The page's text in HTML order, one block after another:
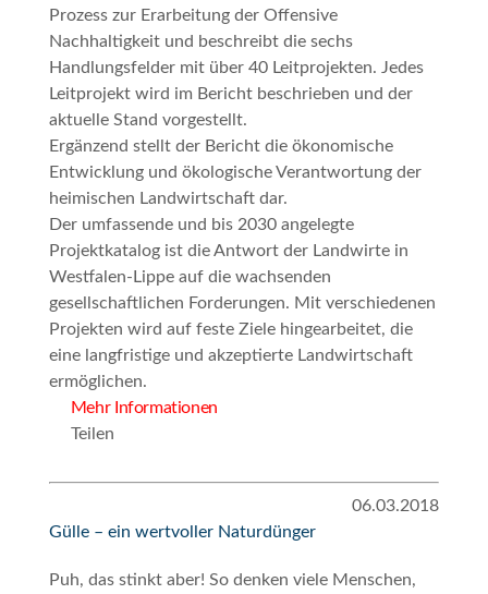
Prozess zur Erarbeitung der Offensive
Nachhaltigkeit und beschreibt die sechs
Handlungsfelder mit über 40 Leitprojekten. Jedes
Leitprojekt wird im Bericht beschrieben und der
aktuelle Stand vorgestellt.
Ergänzend stellt der Bericht die ökonomische
Entwicklung und ökologische Verantwortung der
heimischen Landwirtschaft dar.
Der umfassende und bis 2030 angelegte
Projektkatalog ist die Antwort der Landwirte in
Westfalen-Lippe auf die wachsenden
gesellschaftlichen Forderungen. Mit verschiedenen
Projekten wird auf feste Ziele hingearbeitet, die
eine langfristige und akzeptierte Landwirtschaft
ermöglichen.
Mehr Informationen
Teilen
06.03.2018
Gülle – ein wertvoller Naturdünger
Puh, das stinkt aber! So denken viele Menschen,